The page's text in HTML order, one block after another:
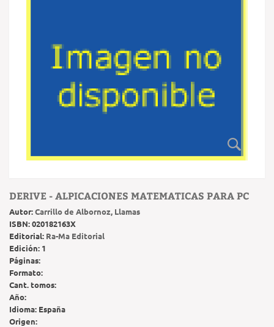
DERIVE - ALPICACIONES MATEMATICAS PARA PC
Autor:Carrillo de Albornoz, Llamas
ISBN:020182163X
Editorial: Ra-Ma Editorial
Edición: 1
Páginas:
Formato:
Cant. tomos:
Año:
Idioma: España
Origen: